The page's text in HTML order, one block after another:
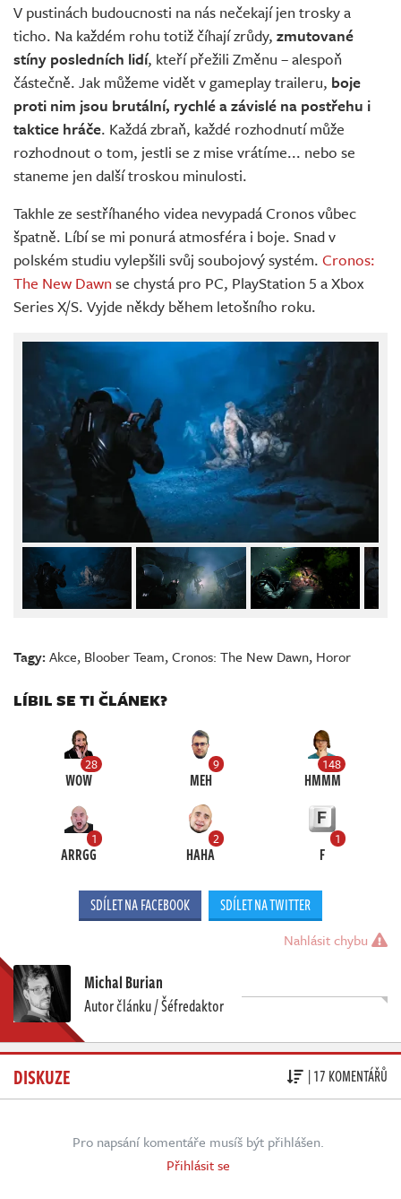
V pustinách budoucnosti na nás nečekají jen trosky a
ticho. Na každém rohu totiž číhají zrůdy, zmutované
stíny posledních lidí, kteří přežili Změnu – alespoň
částečně. Jak můžeme vidět v gameplay traileru, boje
proti nim jsou brutální, rychlé a závislé na postřehu i
taktice hráče. Každá zbraň, každé rozhodnutí může
rozhodnout o tom, jestli se z mise vrátíme... nebo se
staneme jen další troskou minulosti.
Takhle ze sestříhaného videa nevypadá Cronos vůbec
špatně. Líbí se mi ponurá atmosféra i boje. Snad v
polském studiu vylepšili svůj soubojový systém. Cronos:
The New Dawn se chystá pro PC, PlayStation 5 a Xbox
Series X/S. Vyjde někdy během letošního roku.
Tagy:Akce, Bloober Team,Cronos: The New Dawn, Horor
LÍBIL SE TI ČLÁNEK?
28
WOW
9
MEH
148
HMMM
1
ARRGG
2
HAHA
1
F
SDÍLET NA FACEBOOK SDÍLET NA TWITTER
Nahlásit chybu
Michal Burian
Autor článku / Šéfredaktor
DISKUZE | 17 KOMENTÁŘŮ
Pro napsání komentáře musíš být přihlášen.
Přihlásit se